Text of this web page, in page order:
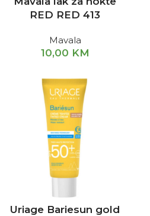
RED RED 413
Mavala
10,00 KM
Uriage Bariesun gold